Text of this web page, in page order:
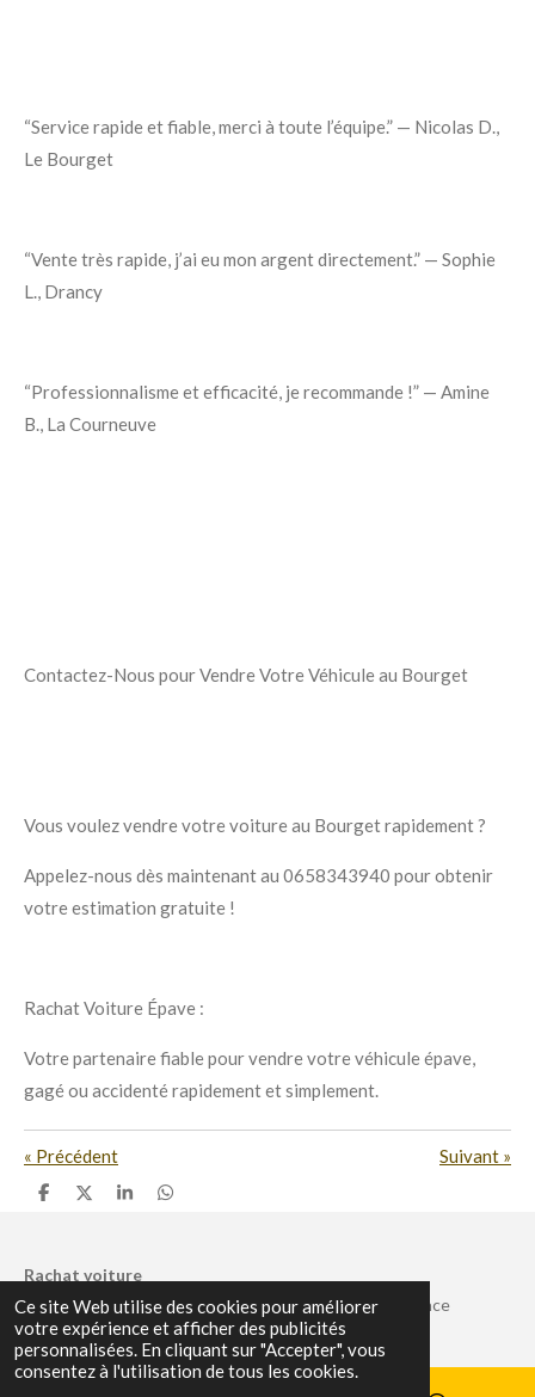
Ce site Web utilise des cookies pour améliorer
votre expérience et afficher des publicités
personnalisées. En cliquant sur "Accepter", vous
consentez à l'utilisation de tous les cookies.
“Service rapide et fiable, merci à toute l’équipe.” — Nicolas D.,
Le Bourget
“Vente très rapide, j’ai eu mon argent directement.” — Sophie
L., Drancy
“Professionnalisme et efficacité, je recommande !” — Amine
B., La Courneuve
Contactez-Nous pour Vendre Votre Véhicule au Bourget
Vous voulez vendre votre voiture au Bourget rapidement ?
Appelez-nous dès maintenant au 0658343940 pour obtenir
votre estimation gratuite !
Rachat Voiture Épave :
Votre partenaire fiable pour vendre votre véhicule épave,
gagé ou accidenté rapidement et simplement.
« Précédent Suivant »
P
a
e
r
P
a
e
r
P
a
e
r
P
e
r
Rachat voiture
© 2024 - 2025 Rachat d’épave voiture N1 en île de France